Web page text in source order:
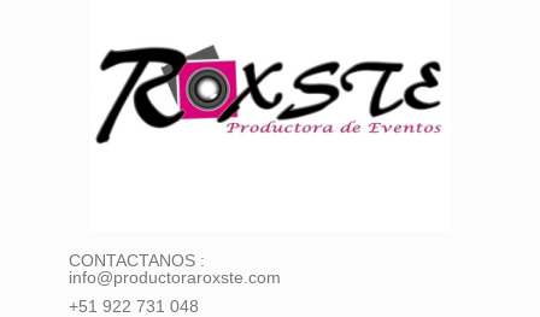
CONTACTANOS :
info@productoraroxste.com
+51 922 731 048